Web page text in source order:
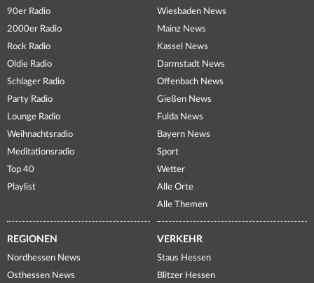
90er Radio
2000er Radio
Rock Radio
Oldie Radio
Schlager Radio
Party Radio
Lounge Radio
Weihnachtsradio
Meditationsradio
Top 40
Playlist
Wiesbaden News
Mainz News
Kassel News
Darmstadt News
Offenbach News
Gießen News
Fulda News
Bayern News
Sport
Wetter
Alle Orte
Alle Themen
REGIONEN
Nordhessen News
Osthessen News
VERKEHR
Staus Hessen
Blitzer Hessen